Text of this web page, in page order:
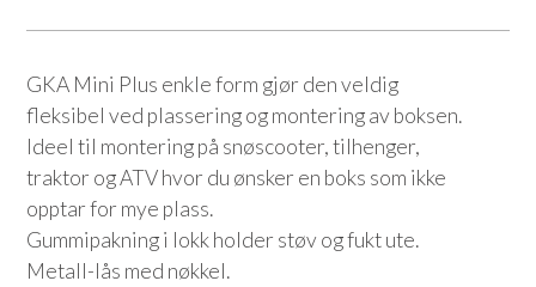
GKA Mini Plus enkle form gjør den veldig
fleksibel ved plassering og montering av boksen.
Ideel til montering på snøscooter, tilhenger,
traktor og ATV hvor du ønsker en boks som ikke
opptar for mye plass.
Gummipakning i lokk holder støv og fukt ute.
Metall-lås med nøkkel.